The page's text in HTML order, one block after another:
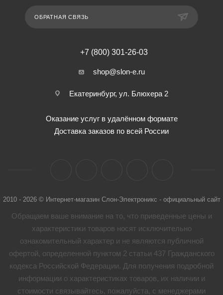
ОБРАТНАЯ СВЯЗЬ
+7 (800) 301-26-03
shop@slon-e.ru
Екатеринбург, ул. Блюхера 2
Оказание услуг в удалённом формате
Доставка заказов по всей России
2010 - 2026 © Интернет-магазин Слон-Электроникс - официальный сайт
Обращаем ваше внимание на то, что приведенные цены и
характеристики товaров носят исключительно
ознакомительный характер и не являются публичной
офертой, определенной пунктом 2 статьи 437 Гражданского
кодекса Российской Федерации. Для получения подробной
информации о характеристиках товaров, их наличии и
стоимости связывайтесь, пожалуйста, с менеджерами